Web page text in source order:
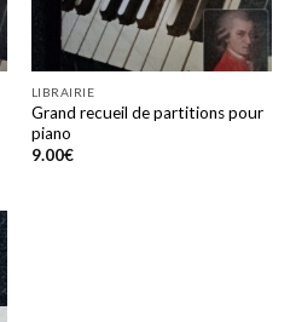
LIBRAIRIE
Grand recueil de partitions pour
piano
9.00€